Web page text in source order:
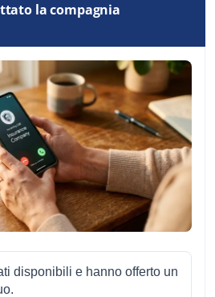
la compagnia
disponibili e hanno offerto un